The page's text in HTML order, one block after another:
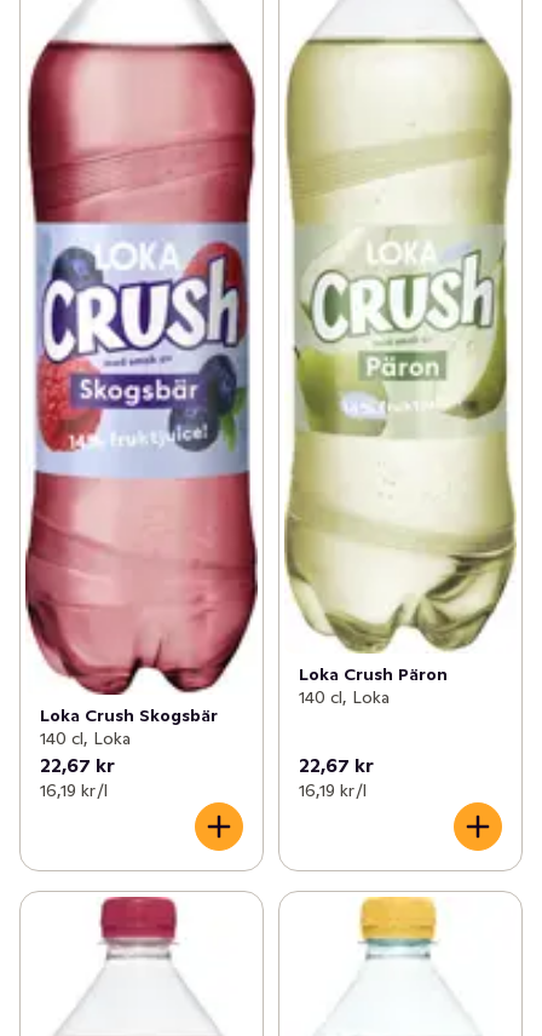
Loka Crush Skogsbär
140 cl, Loka
22,67 kr
16,19 kr /l
Loka Crush Päron
140 cl, Loka
22,67 kr
16,19 kr /l